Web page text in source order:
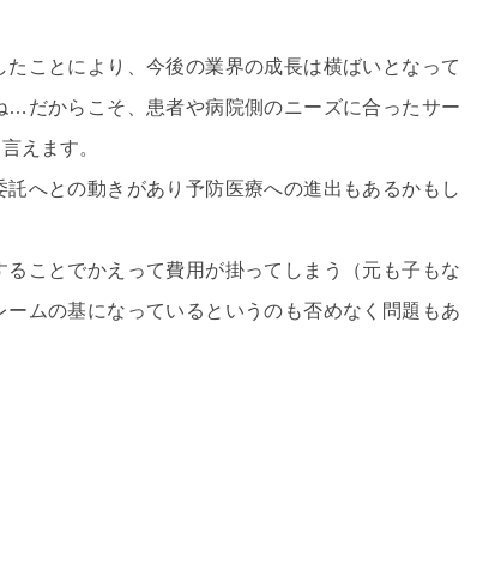
たことにより、今後の業界の成長は横ばいとなって
…だからこそ、患者や病院側のニーズに合ったサー
えます。
へとの動きがあり予防医療への進出もあるかもし
ることでかえって費用が掛ってしまう（元も子もな
ムの基になっているというのも否めなく問題もあ